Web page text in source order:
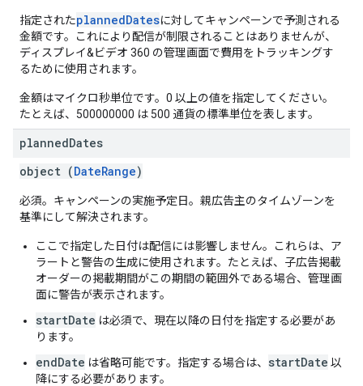
指定されたplannedDatesに対してキャンペーンで予測される
金額です。これにより配信が制限されることはありませんが、
ディスプレイ&ビデオ 360 の管理画面で費用をトラッキングす
るために使用されます。
金額はマイクロ秒単位です。0 以上の値を指定してください。
たとえば、500000000 は 500 通貨の標準単位を表します。
plannedDates
object (DateRange)
必須。キャンペーンの実施予定日。親広告主のタイムゾーンを
基準にして解決されます。
ここで指定した日付は配信には影響しません。これらは、ア
ラートと警告の生成に使用されます。たとえば、子広告掲載
オーダーの掲載期間がこの期間の範囲外である場合、管理画
面に警告が表示されます。
startDate は必須で、現在以降の日付を指定する必要があ
ります。
endDate は省略可能です。指定する場合は、 startDate 以
降にする必要があります。